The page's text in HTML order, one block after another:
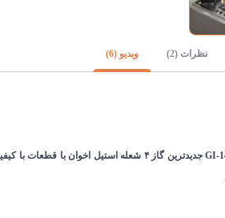
نظرات (2) ویدیو (6)